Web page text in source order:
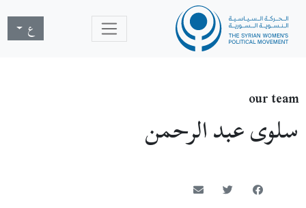
ع
our team
سلوى عبد الرحمن